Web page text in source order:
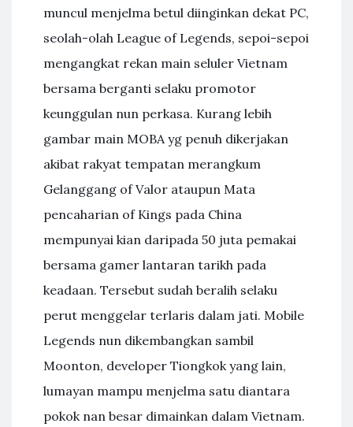
muncul menjelma betul diinginkan dekat PC,
seolah-olah League of Legends, sepoi-sepoi
mengangkat rekan main seluler Vietnam
bersama berganti selaku promotor
keunggulan nun perkasa. Kurang lebih
gambar main MOBA yg penuh dikerjakan
akibat rakyat tempatan merangkum
Gelanggang of Valor ataupun Mata
pencaharian of Kings pada China
mempunyai kian daripada 50 juta pemakai
bersama gamer lantaran tarikh pada
keadaan. Tersebut sudah beralih selaku
perut menggelar terlaris dalam jati. Mobile
Legends nun dikembangkan sambil
Moonton, developer Tiongkok yang lain,
lumayan mampu menjelma satu diantara
pokok nan besar dimainkan dalam Vietnam.